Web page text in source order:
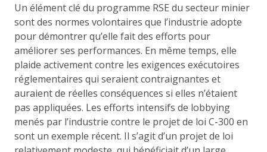
Un élément clé du programme RSE du secteur minier
sont des normes volontaires que l’industrie adopte
pour démontrer qu’elle fait des efforts pour
améliorer ses performances. En même temps, elle
plaide activement contre les exigences exécutoires
réglementaires qui seraient contraignantes et
auraient de réelles conséquences si elles n’étaient
pas appliquées. Les efforts intensifs de lobbying
menés par l’industrie contre le projet de loi C-300 en
sont un exemple récent. Il s’agit d’un projet de loi